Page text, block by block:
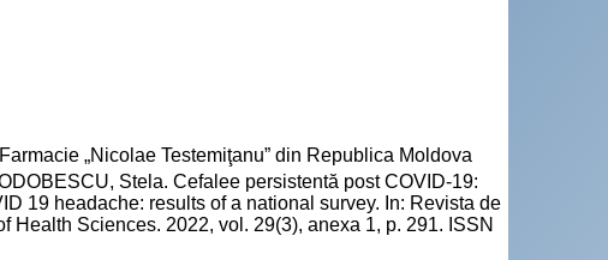
„Nicolae Testemiţanu” din Republica Moldova
Stela. Cefalee persistentă post COVID-19:
19 headache: results of a national survey. In: Revista de
Sciences. 2022, vol. 29(3), anexa 1, p. 291. ISSN